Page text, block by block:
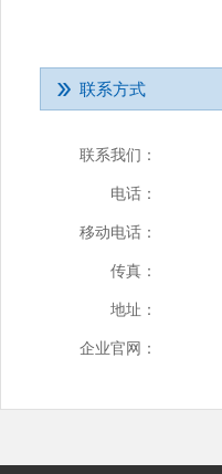
联系方式
联系我们：
电话：
移动电话：
传真：
地址：
企业官网：